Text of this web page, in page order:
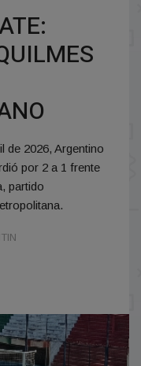
de 2026, Argentino
por 2 a 1 frente
partido